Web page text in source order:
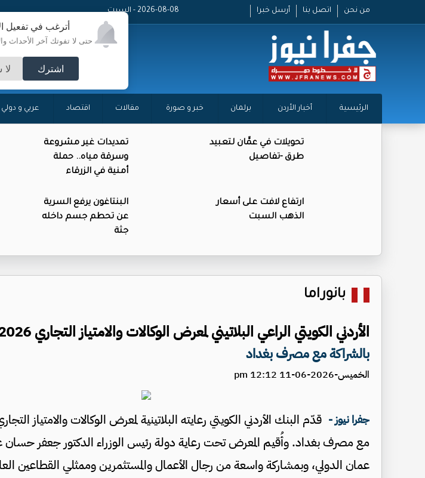
أترغب في تفعيل
حتى لا تفوتك آخر الأحداث
اشترك
من نحن اتصل بنا أرسل خبرا 2026-08-08 - السبت
الرئيسية أخبار الأردن برلمان خبر و صورة مقالات اقتصاد عربي و دولي
تحويلات في عمَّان لتعبيد
طرق -تفاصيل
تمديدات غير مشروعة
وسرقة مياه.. حملة
أمنية في الزرقاء
ارتفاع لافت على أسعار
الذهب السبت
البنتاغون يرفع السرية
عن تحطم جسم داخله
جثة
بانوراما
الأردني الكويتي الراعي البلاتيني لمعرض الوكالات والامتياز التجاري 2026
بالشراكة مع مصرف بغداد
الخميس-2026-06-11 12:12 pm
جفرا نيوز -
مع مصرف بغداد. وأُقيم المعرض تحت رعاية دولة رئيس الوزراء الدكتور جعفر
عمان الدولي، وبمشاركة واسعة من رجال الأعمال والمستثمرين وممثلي القطاعين